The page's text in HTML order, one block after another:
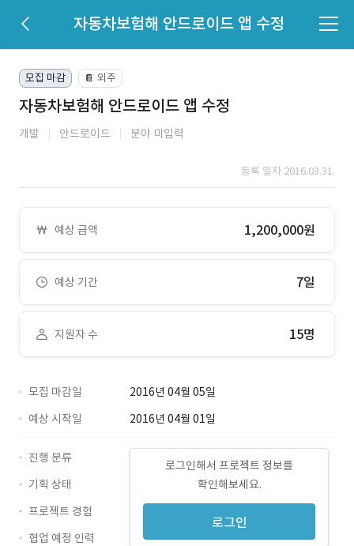
자동차보험해 안드로이드 앱 수정
모집 마감 📔 외주
자동차보험해 안드로이드 앱 수정
개발 안드로이드 분야 미입력
등록 일자 2016.03.31.
예상 금액 1,200,000원
예상 기간 7일
지원자 수 15명
모집 마감일
2016년 04월 05일
예상 시작일
2016년 04월 01일
로그인해서 프로젝트 정보를
확인해보세요.
로그인
진행 분류
기획 상태
프로젝트 경험
협업 예정 인력